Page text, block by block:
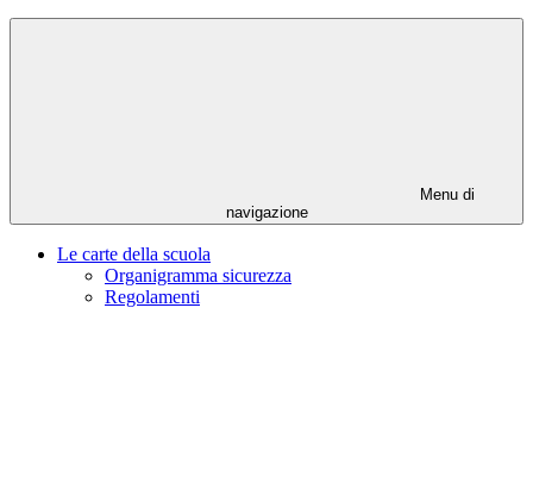
Menu di
navigazione
Le carte della scuola
Organigramma sicurezza
Regolamenti